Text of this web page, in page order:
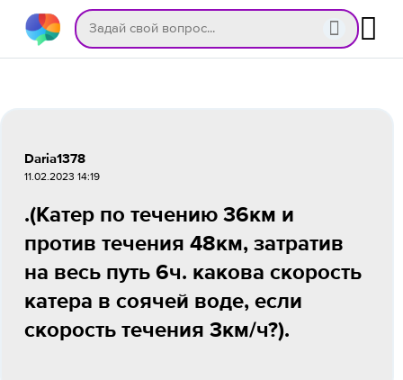
Daria1378
11.02.2023 14:19
.(Катер по течению 36км и
против течения 48км, затратив
на весь путь 6ч. какова скорость
катера в соячей воде, если
скорость течения 3км/ч?).